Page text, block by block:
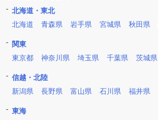
北海道・東北
北海道
青森県 岩手県 宮城県 秋田県
関東
東京都
神奈川県 埼玉県 千葉県 茨城県
信越・北陸
新潟県
長野県 富山県 石川県 福井県
東海